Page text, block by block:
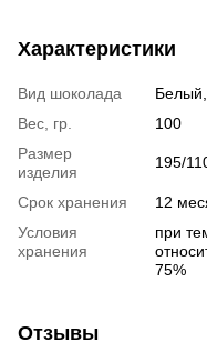
Характеристики
Вид шоколада
Вес, гр.
100
Размер
изделия
195/
Срок хранения
12
Условия
хранения
при
75%
Отзывы